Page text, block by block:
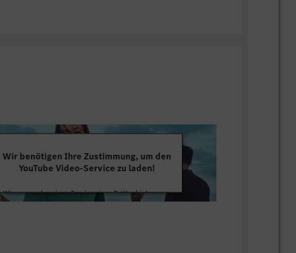
Wir benötigen Ihre Zustimmung, um den
YouTube Video-Service zu laden!
Wir verwenden einen Service eines Drittanbieters, um
Videoinhalte einzubetten. Dieser Service kann Daten zu